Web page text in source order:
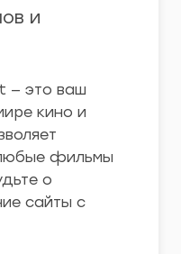
и
— это ваш
кино и
фильмы
о
сайты с